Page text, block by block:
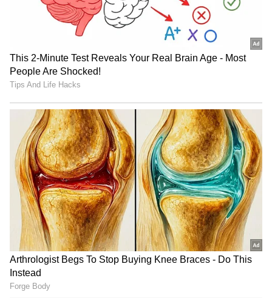
ஏற்கனவே பாகிஸ்தான் வீரர்கள் நேற்று
ஹைதராபாத் வந்துள்ளனர். பாகிஸ்தானின்
உணவு அட்டவணையில் அவர்களுக்கு
மட்டன், பட்டர் சிக்கன், மட்டன் சாப்ஸ்
வறுக்கப்பட்டது, மீன் வறுக்கப்பட்டது
ஆகியவை கொண்ட பட்டியலை
கொடுத்துள்ளது. ஆனால், இந்தியாவில்
தங்கியிருக்கும் 10 அணிகளுக்கும்
மாட்டிறைச்சி வழங்கப்படாது. ஆதலால்,
புரதம் கிடைக்கும் வகையில் ஆட்டிறைச்சி,
கோழி மற்றும் மீன் ஆகியவை கொண்ட